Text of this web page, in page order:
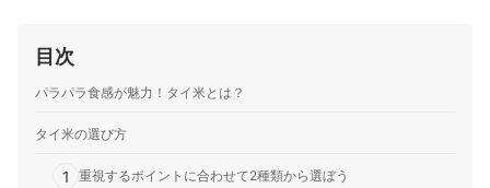
目次
パラパラ食感が魅力！タイ米とは？
タイ米の選び方
1 重視するポイントに合わせて2種類から選ぼう